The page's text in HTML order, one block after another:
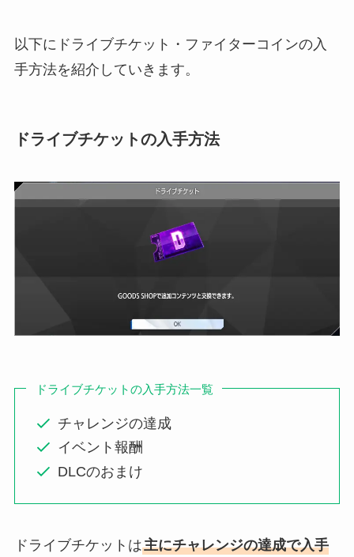
以下にドライブチケット・ファイターコインの入
手方法を紹介していきます。
ドライブチケットの入手方法
ドライブチケットの入手方法一覧
チャレンジの達成
イベント報酬
DLCのおまけ
ドライブチケットは主にチャレンジの達成で入手